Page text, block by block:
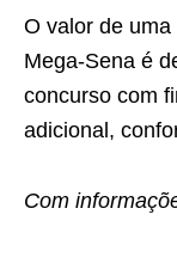
O valor de
Mega-Sena é
concurso com
adicional,
Com